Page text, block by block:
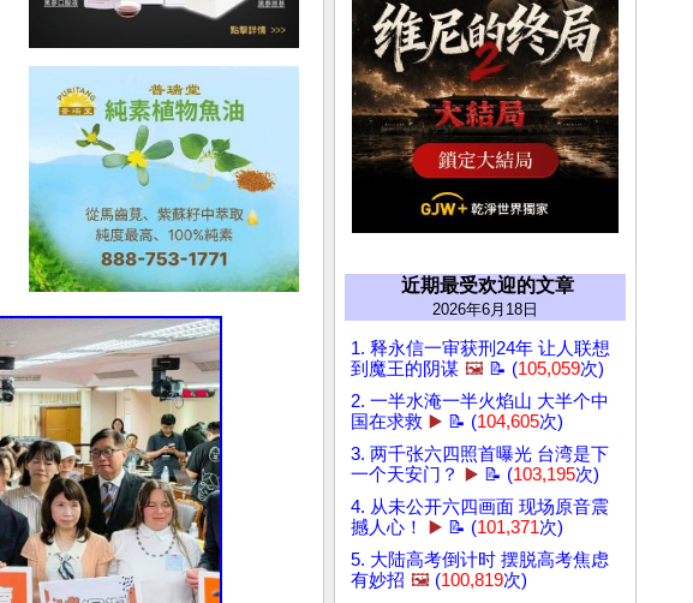
近期最受欢迎的文章
2026年6月18日
1. 释永信一审获刑24年 让人联想
到魔王的阴谋 🖼️ 📝 (105,059次)
2. 一半水淹一半火焰山 大半个中
国在求救 ▶️ 📝 (104,605次)
3. 两千张六四照首曝光 台湾是下
一个天安门？
▶️ 📝 (103,195次)
4. 从未公开六四画面 现场原音震
撼人心！
▶️ 📝 (101,371次)
5. 大陆高考倒计时 摆脱高考焦虑
有妙招 🖼️ (100,819次)